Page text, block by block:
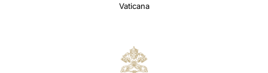
Vaticana